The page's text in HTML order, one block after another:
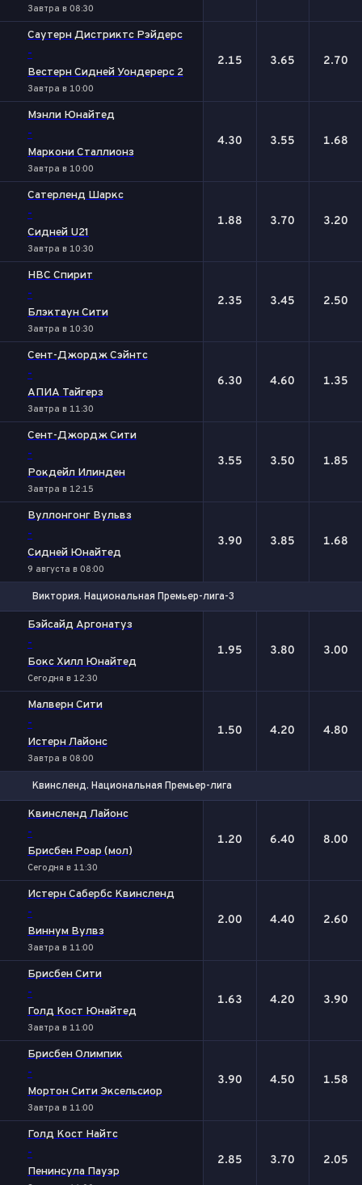
Завтра в 08:30
Саутерн Дистриктс Рэйдерс
-
Вестерн Сидней Уондерерс 2
Завтра в 10:00
2.15 3.65 2.70
Мэнли Юнайтед
-
Маркони Сталлионз
Завтра в 10:00
4.30 3.55 1.68
Сатерленд Шаркс
-
Сидней U21
Завтра в 10:30
1.88 3.70 3.20
НВС Спирит
-
Блэктаун Сити
Завтра в 10:30
2.35 3.45 2.50
Сент-Джордж Сэйнтс
-
АПИА Тайгерз
Завтра в 11:30
6.30 4.60 1.35
Сент-Джордж Сити
-
Рокдейл Илинден
Завтра в 12:15
3.55 3.50 1.85
Вуллонгонг Вульвз
-
Сидней Юнайтед
9 августа в 08:00
3.90 3.85 1.68
Виктория. Национальная Премьер-лига-3
Бэйсайд Аргонатуз
-
Бокс Хилл Юнайтед
Сегодня в 12:30
1.95 3.80 3.00
Малверн Сити
-
Истерн Лайонс
Завтра в 08:00
1.50 4.20 4.80
Квинсленд. Национальная Премьер-лига
Квинсленд Лайонc
-
Брисбен Роар (мол)
Сегодня в 11:30
1.20 6.40 8.00
Истерн Сабербс Квинсленд
-
Виннум Вулвз
Завтра в 11:00
2.00 4.40 2.60
Брисбен Сити
-
Голд Кост Юнайтед
Завтра в 11:00
1.63 4.20 3.90
Брисбен Олимпик
-
Мортон Сити Эксельсиор
Завтра в 11:00
3.90 4.50 1.58
Голд Кост Найтс
-
Пенинсула Пауэр
2.85 3.70 2.05